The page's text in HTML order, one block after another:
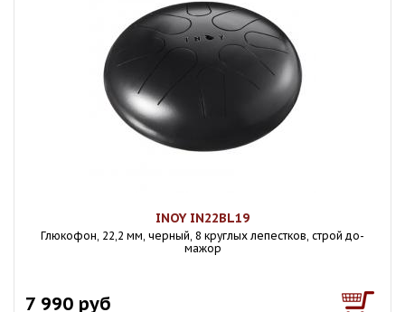
INOY IN22BL19
Глюкофон, 22,2 мм, черный, 8 круглых лепестков, строй до-
мажор
7 990 руб